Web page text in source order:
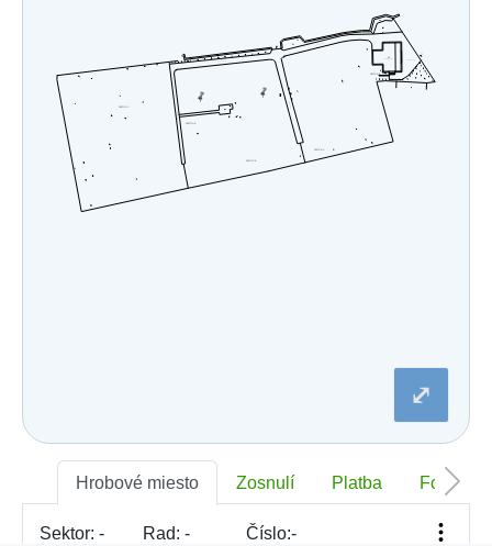
⤢
Hrobové miesto Zosnulí Platba Foto
Sektor: - Rad: - Číslo:-